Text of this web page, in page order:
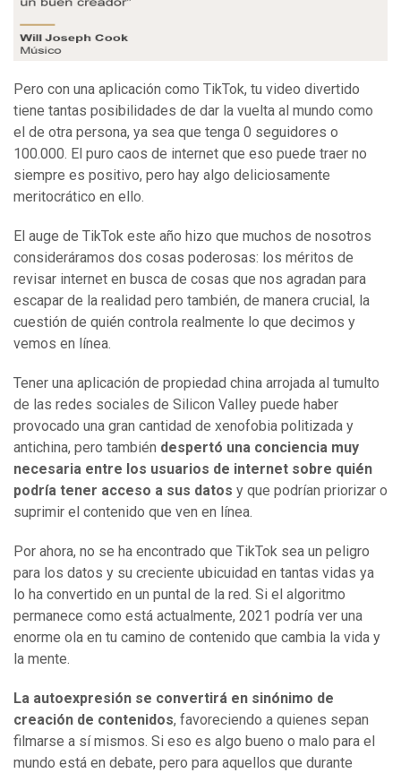
Pero con una aplicación como TikTok, tu video divertido
tiene tantas posibilidades de dar la vuelta al mundo como
el de otra persona, ya sea que tenga 0 seguidores o
100.000. El puro caos de internet que eso puede traer no
siempre es positivo, pero hay algo deliciosamente
meritocrático en ello.
El auge de TikTok este año hizo que muchos de nosotros
consideráramos dos cosas poderosas: los méritos de
revisar internet en busca de cosas que nos agradan para
escapar de la realidad pero también, de manera crucial, la
cuestión de quién controla realmente lo que decimos y
vemos en línea.
Tener una aplicación de propiedad china arrojada al tumulto
de las redes sociales de Silicon Valley puede haber
provocado una gran cantidad de xenofobia politizada y
antichina, pero también despertó una conciencia muy
necesaria entre los usuarios de internet sobre quién
podría tener acceso a sus datos y que podrían priorizar o
suprimir el contenido que ven en línea.
Por ahora, no se ha encontrado que TikTok sea un peligro
para los datos y su creciente ubicuidad en tantas vidas ya
lo ha convertido en un puntal de la red. Si el algoritmo
permanece como está actualmente, 2021 podría ver una
enorme ola en tu camino de contenido que cambia la vida y
la mente.
La autoexpresión se convertirá en sinónimo de
creación de contenidos, favoreciendo a quienes sepan
filmarse a sí mismos. Si eso es algo bueno o malo para el
mundo está en debate, pero para aquellos que durante